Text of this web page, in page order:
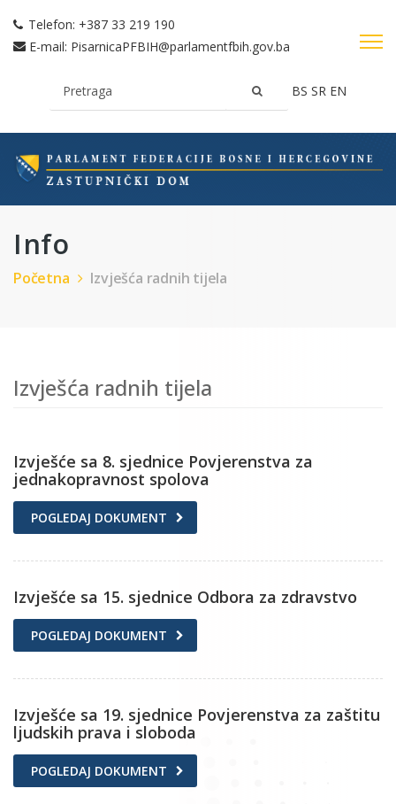
Telefon: +387 33 219 190
E-mail: PisarnicaPFBIH@parlamentfbih.gov.ba
BS SR EN
Info
Početna Izvješća radnih tijela
Izvješća radnih tijela
Izvješće sa 8. sjednice Povjerenstva za
jednakopravnost spolova
POGLEDAJ DOKUMENT
Izvješće sa 15. sjednice Odbora za zdravstvo
POGLEDAJ DOKUMENT
Izvješće sa 19. sjednice Povjerenstva za zaštitu
ljudskih prava i sloboda
POGLEDAJ DOKUMENT